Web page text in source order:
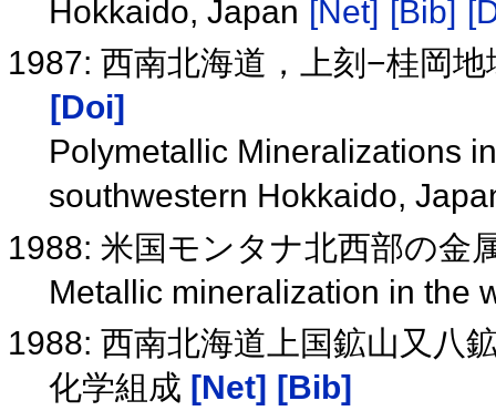
Hokkaido, Japan [Net] [Bib]
1987: 西南北海道，上刻−桂岡
[Doi]
Polymetallic Mineralizations
southwestern Hokkaido,
1988: 米国モンタナ北西部の金
Metallic mineralization in the
1988: 西南北海道上国鉱山又八
化学組成 [Net] [Bib]